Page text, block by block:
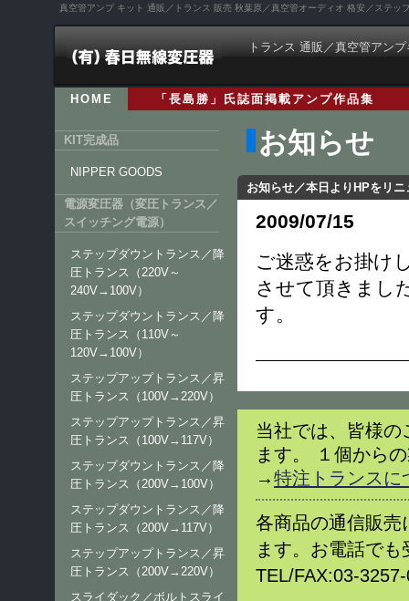
真空管アンプ キット 通販／トランス 販売 秋葉原／真空管オーディオ 格安／ステ
トランス 通販／真空管アン
HOME 「長島勝」氏誌面掲載アンプ作品集
お知らせ
お知らせ／本日よりHPをリ
2009/07/15
ご迷惑をお掛け
させて頂きまし
す。
当社では、皆様
ます。 １個から
→特注トランスに
各商品の通信販売
ます。お電話で
TEL/FAX:03-
KIT完成品
NIPPER GOODS
電源変圧器（変圧トランス／
スイッチング電源）
ステップダウントランス／降
圧トランス（220V～
240V→100V）
ステップダウントランス／降
圧トランス（110V～
120V→100V）
ステップアップトランス／昇
圧トランス（100V→220V）
ステップアップトランス／昇
圧トランス（100V→117V）
ステップダウントランス／降
圧トランス（200V→100V）
ステップダウントランス／降
圧トランス（200V→117V）
ステップアップトランス／昇
圧トランス（200V→220V）
スライダック／ボルトスライ